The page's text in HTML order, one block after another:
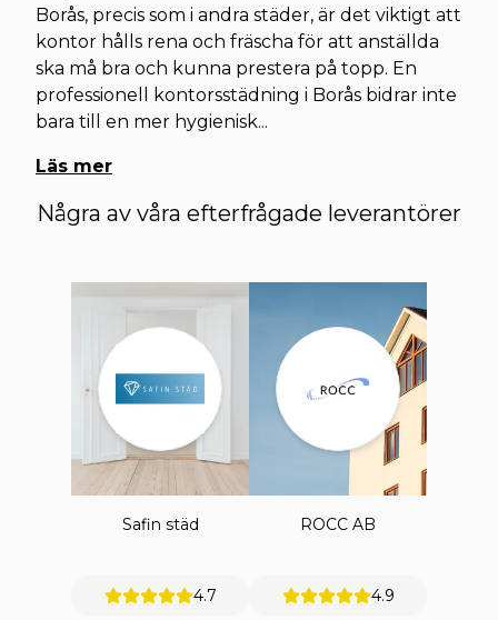
Borås, precis som i andra städer, är det viktigt att
kontor hålls rena och fräscha för att anställda
ska må bra och kunna prestera på topp. En
professionell kontorsstädning i Borås bidrar inte
bara till en mer hygienisk...
Läs mer
Några av våra efterfrågade leverantörer
Safin städ
4.7
ROCC AB
4.9